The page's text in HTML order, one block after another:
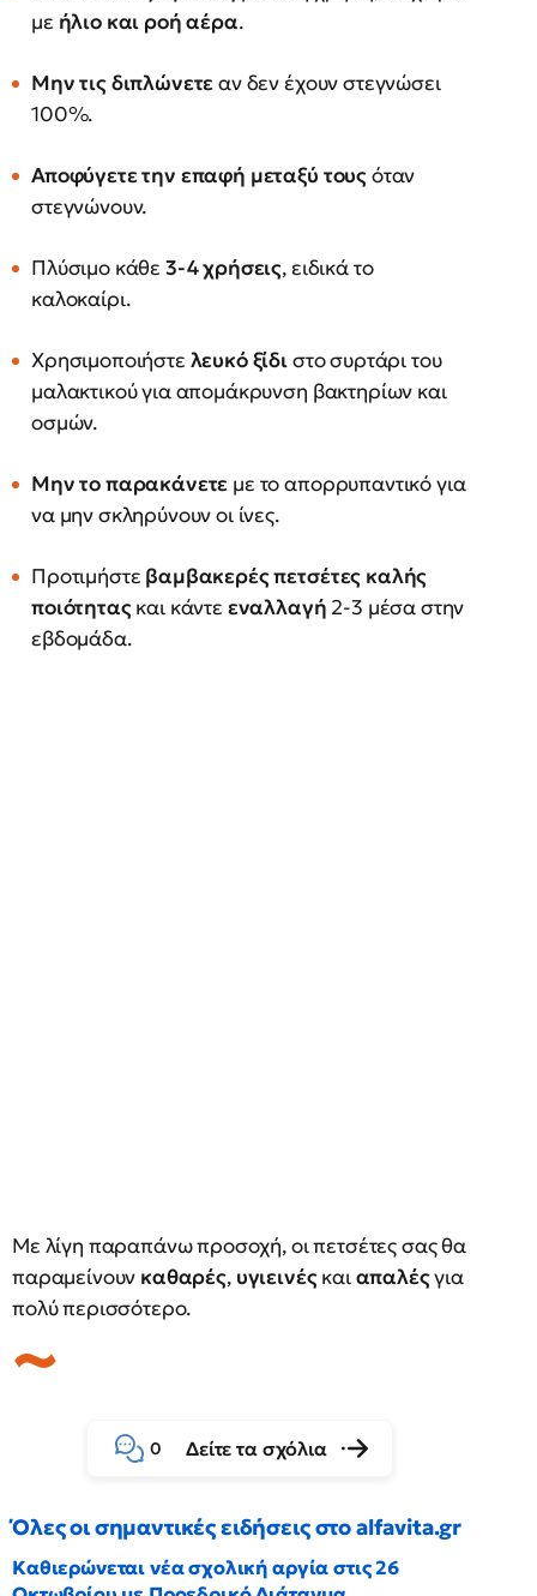
με ήλιο και ροή αέρα.
Μην τις διπλώνετεαν δεν έχουν στεγνώσει
100%.
Αποφύγετε την επαφή μεταξύ τουςόταν
στεγνώνουν.
Πλύσιμο κάθε 3-4 χρήσεις, ειδικά το
καλοκαίρι.
Χρησιμοποιήστε λευκό ξίδιστο συρτάρι του
μαλακτικού για απομάκρυνση βακτηρίων και
οσμών.
Μην το παρακάνετε με το απορρυπαντικό για
να μην σκληρύνουν οι ίνες.
Προτιμήστε βαμβακερές πετσέτες καλής
ποιότηταςκαι κάντε εναλλαγή 2-3 μέσα στην
εβδομάδα.
Με λίγη παραπάνω προσοχή, οι πετσέτες σας θα
παραμείνουν καθαρές, υγιεινέςκαιαπαλέςγια
πολύ περισσότερο.
0 Δείτε τα σχόλια
Όλες οι σημαντικές ειδήσεις στο alfavita.gr
Καθιερώνεται νέα σχολική αργία στις 26